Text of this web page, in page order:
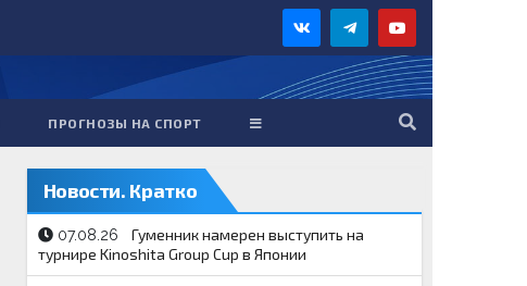
ПРОГНОЗЫ НА СПОРТ
Новости. Кратко
07.08.26
Гуменник намерен выступить на
турнире Kinoshita Group Cup в Японии